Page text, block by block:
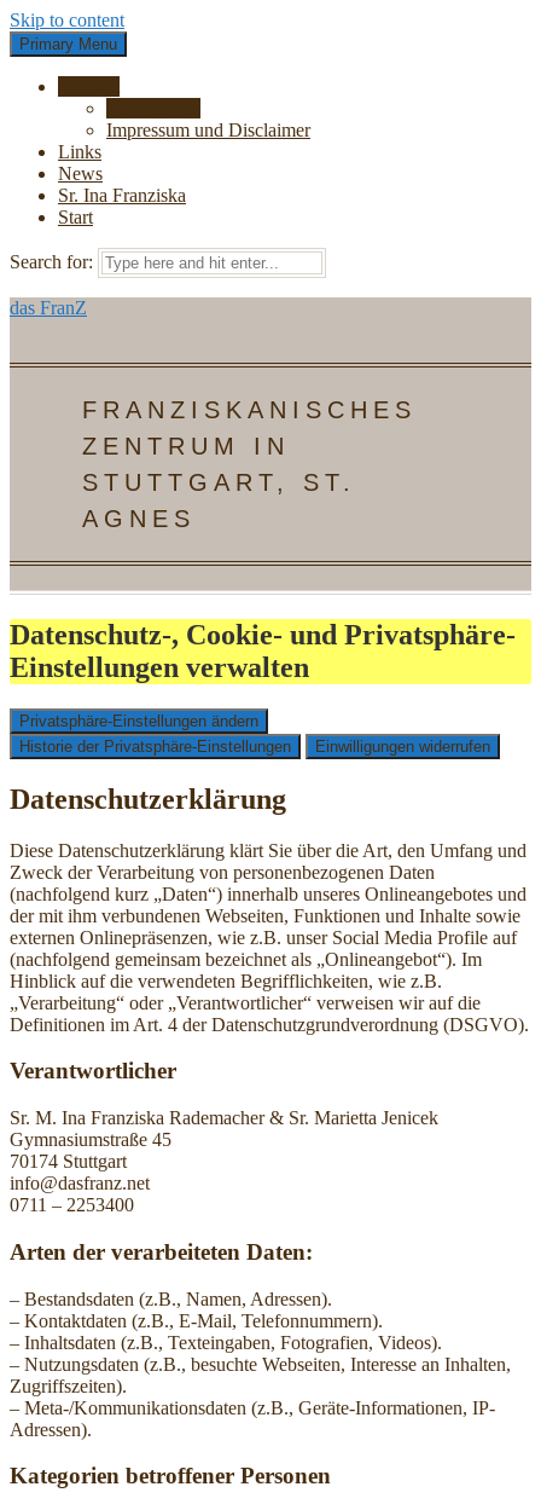
Skip to content
Primary Menu
Impressum und Disclaimer
Links
News
Sr. Ina Franziska
Start
Search for:
das FranZ
FRANZISKANISCHES
ZENTRUM IN
STUTTGART, ST.
AGNES
Datenschutz-, Cookie- und Privatsphäre-
Einstellungen verwalten
Privatsphäre-Einstellungen ändern
Historie der Privatsphäre-Einstellungen
Einwilligungen widerrufen
Datenschutzerklärung
Diese Datenschutzerklärung klärt Sie über die Art, den Umfang und
Zweck der Verarbeitung von personenbezogenen Daten
(nachfolgend kurz „Daten“) innerhalb unseres Onlineangebotes und
der mit ihm verbundenen Webseiten, Funktionen und Inhalte sowie
externen Onlinepräsenzen, wie z.B. unser Social Media Profile auf
(nachfolgend gemeinsam bezeichnet als „Onlineangebot“). Im
Hinblick auf die verwendeten Begrifflichkeiten, wie z.B.
„Verarbeitung“ oder „Verantwortlicher“ verweisen wir auf die
Definitionen im Art. 4 der Datenschutzgrundverordnung (DSGVO).
Verantwortlicher
Sr. M. Ina Franziska Rademacher & Sr. Marietta Jenicek
Gymnasiumstraße 45
70174 Stuttgart
info@dasfranz.net
0711 – 2253400
Arten der verarbeiteten Daten:
– Bestandsdaten (z.B., Namen, Adressen).
– Kontaktdaten (z.B., E-Mail, Telefonnummern).
– Inhaltsdaten (z.B., Texteingaben, Fotografien, Videos).
– Nutzungsdaten (z.B., besuchte Webseiten, Interesse an Inhalten,
Zugriffszeiten).
– Meta-/Kommunikationsdaten (z.B., Geräte-Informationen, IP-
Adressen).
Kategorien betroffener Personen